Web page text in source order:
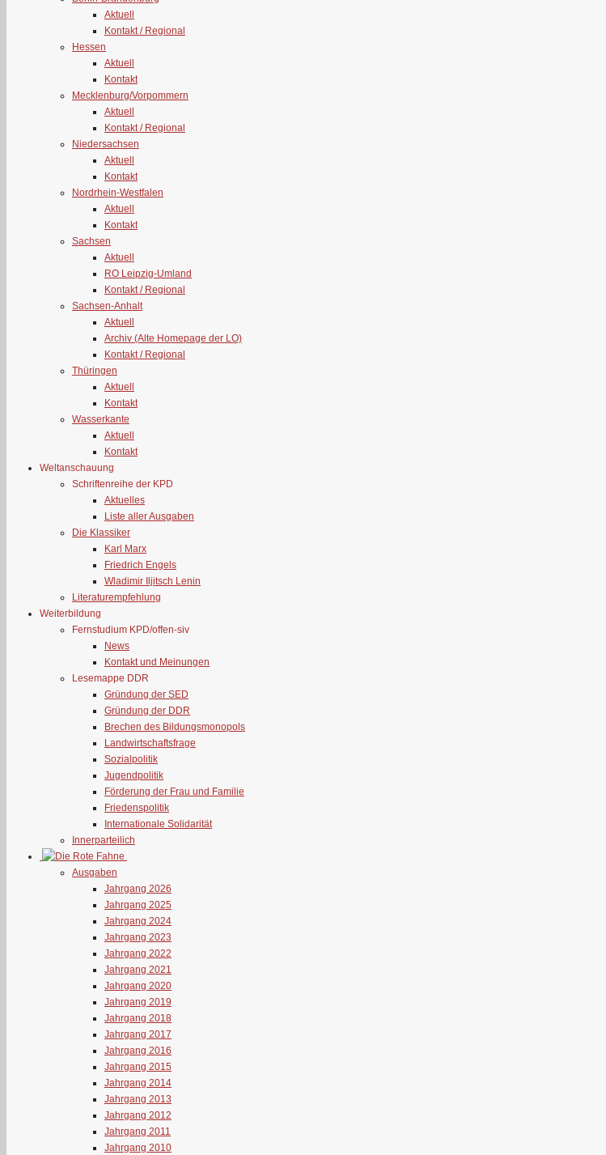
Aktuell
Kontakt / Regional
Hessen
Aktuell
Kontakt
Mecklenburg/Vorpommern
Aktuell
Kontakt / Regional
Niedersachsen
Aktuell
Kontakt
Nordrhein-Westfalen
Aktuell
Kontakt
Sachsen
Aktuell
RO Leipzig-Umland
Kontakt / Regional
Sachsen-Anhalt
Aktuell
Archiv (Alte Homepage der LO)
Kontakt / Regional
Thüringen
Aktuell
Kontakt
Wasserkante
Aktuell
Kontakt
Weltanschauung
Schriftenreihe der KPD
Aktuelles
Liste aller Ausgaben
Die Klassiker
Karl Marx
Friedrich Engels
Wladimir Iljitsch Lenin
Literaturempfehlung
Weiterbildung
Fernstudium KPD/offen-siv
News
Kontakt und Meinungen
Lesemappe DDR
Gründung der SED
Gründung der DDR
Brechen des Bildungsmonopols
Landwirtschaftsfrage
Sozialpolitik
Jugendpolitik
Förderung der Frau und Familie
Friedenspolitik
Internationale Solidarität
Innerparteilich
Ausgaben
Jahrgang 2026
Jahrgang 2025
Jahrgang 2024
Jahrgang 2023
Jahrgang 2022
Jahrgang 2021
Jahrgang 2020
Jahrgang 2019
Jahrgang 2018
Jahrgang 2017
Jahrgang 2016
Jahrgang 2015
Jahrgang 2014
Jahrgang 2013
Jahrgang 2012
Jahrgang 2011
Jahrgang 2010